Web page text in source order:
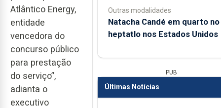
Atlântico Energy,
entidade
vencedora do
concurso público
para prestação
do serviço”,
adianta o
executivo
Outras modalidades
Natacha Candé em quarto no
heptatlo nos Estados Unidos
PUB
Últimas Notícias